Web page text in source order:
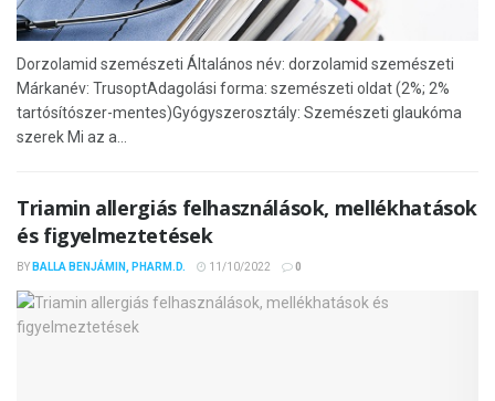
Dorzolamid szemészeti Általános név: dorzolamid szemészeti
Márkanév: TrusoptAdagolási forma: szemészeti oldat (2%; 2%
tartósítószer-mentes)Gyógyszerosztály: Szemészeti glaukóma
szerek Mi az a...
Triamin allergiás felhasználások, mellékhatások
és figyelmeztetések
BY BALLA BENJÁMIN, PHARM.D. 11/10/2022 0